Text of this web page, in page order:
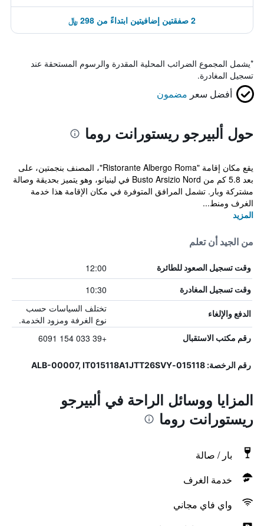
2 صفقتين إضافيتين ابتداءً من 298 ﷼
*يشمل المجموع الضرائب المحلية المقدرة والرسوم المستحقة عند
تسجيل المغادرة.
أفضل سعر مضمون
حول ألبيرجو ريستورانت روما
يقع مكان إقامة "Ristorante Albergo Roma"، المصنف بنجمتين، على
بعد 5.8 كم من Busto Arsizio Nord في لينيانو، وهو يتميز بحديقة وصالة
مشتركة وبار. تشمل المرافق المتوفرة في مكان الإقامة هذا خدمة
الغرف ومنط...
المزيد
من الجيد أن تعلم
وقت تسجيل الصعود للطائرة 12:00
وقت تسجيل المغادرة 10:30
الدفع والإلغاء
تختلف السياسات حسب
نوع الغرفة ومزود الخدمة.
رقم مكتب الاستقبال +39 033 154 6091
رقم الرخصة: 015118-ALB-00007, IT015118A1JTT26SVY
المزايا ووسائل الراحة في ألبيرجو
ريستورانت روما
بار / صالة
خدمة الغرف
واي فاي مجاني